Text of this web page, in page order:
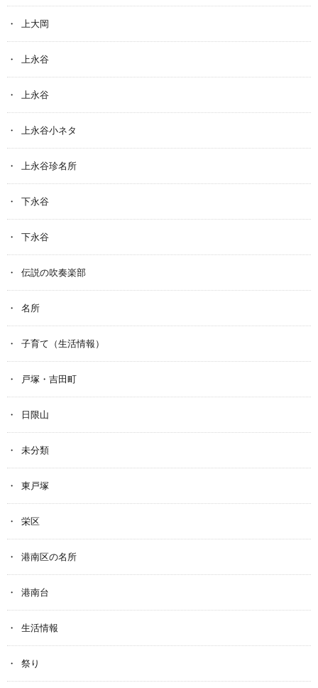
上大岡
上永谷
上永谷
上永谷小ネタ
上永谷珍名所
下永谷
下永谷
伝説の吹奏楽部
名所
子育て（生活情報）
戸塚・吉田町
日限山
未分類
東戸塚
栄区
港南区の名所
港南台
生活情報
祭り